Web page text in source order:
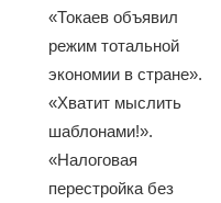
«Токаев объявил
режим тотальной
экономии в стране».
«Хватит мыслить
шаблонами!».
«Налоговая
перестройка без